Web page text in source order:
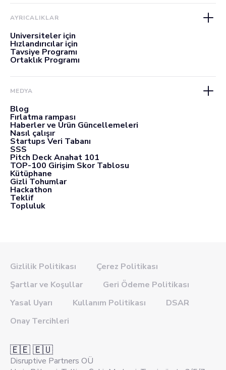
AYRICALIKLAR
Üniversiteler için
Hızlandırıcılar için
Tavsiye Programı
Ortaklık Programı
MEDYA
Blog
Fırlatma rampası
Haberler ve Ürün Güncellemeleri
Nasıl çalışır
Startups Veri Tabanı
SSS
Pitch Deck Anahat 101
TOP-100 Girişim Skor Tablosu
Kütüphane
Gizli Tohumlar
Hackathon
Teklif
Topluluk
Gizlilik Politikası
Çerez Politikası
Şartlar ve Koşullar
Geri Ödeme Politikası
Yasal Uyarı
Kullanım Politikası
DSAR
Onay Tercihleri
🇪🇪 🇪🇺
Disruptive Partners OÜ